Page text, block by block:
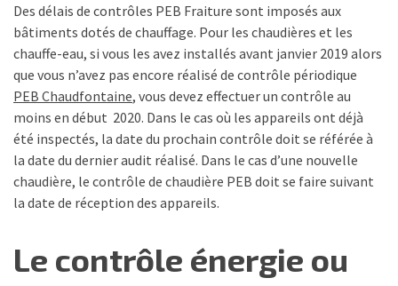
Des délais de contrôles PEB Fraiture sont imposés aux
bâtiments dotés de chauffage. Pour les chaudières et les
chauffe-eau, si vous les avez installés avant janvier 2019 alors
que vous n’avez pas encore réalisé de contrôle périodique
PEB Chaudfontaine, vous devez effectuer un contrôle au
moins en début 2020. Dans le cas où les appareils ont déjà
été inspectés, la date du prochain contrôle doit se référée à
la date du dernier audit réalisé. Dans le cas d’une nouvelle
chaudière, le contrôle de chaudière PEB doit se faire suivant
la date de réception des appareils.
Le contrôle énergie ou